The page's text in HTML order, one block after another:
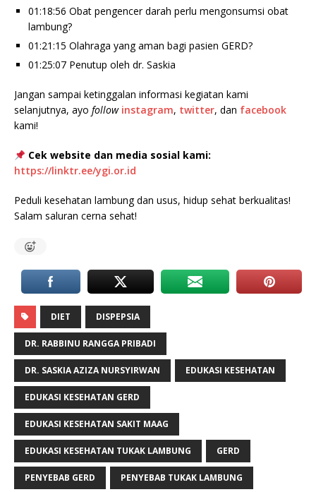
01:18:56 Obat pengencer darah perlu mengonsumsi obat
lambung?
01:21:15 Olahraga yang aman bagi pasien GERD?
01:25:07 Penutup oleh dr. Saskia
Jangan sampai ketinggalan informasi kegiatan kami
selanjutnya, ayo follow instagram, twitter, dan facebook
kami!
Cek website dan media sosial kami:
https://linktr.ee/ygi.or.id
Peduli kesehatan lambung dan usus, hidup sehat berkualitas!
Salam saluran cerna sehat!
DIET DISPEPSIA
DR. RABBINU RANGGA PRIBADI
DR. SASKIA AZIZA NURSYIRWAN EDUKASI KESEHATAN
EDUKASI KESEHATAN GERD
EDUKASI KESEHATAN SAKIT MAAG
EDUKASI KESEHATAN TUKAK LAMBUNG GERD
PENYEBAB GERD PENYEBAB TUKAK LAMBUNG